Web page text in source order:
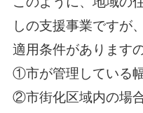
しの支援事業ですが、
適用条件があります
①市が管理している
②市街化区域内の場